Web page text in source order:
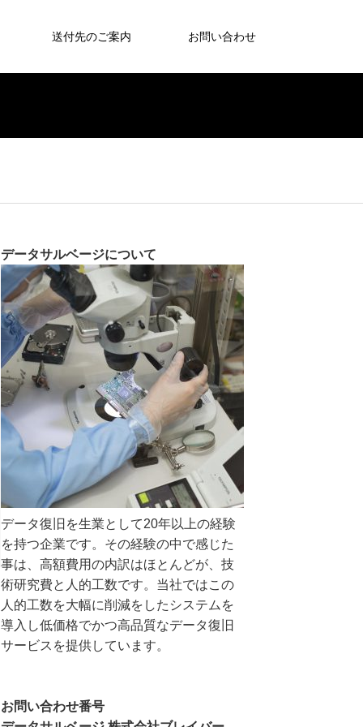
送付先のご案内 お問い合わせ
データサルベージについて
データ復旧を生業として20年以上の経験
を持つ企業です。その経験の中で感じた
事は、高額費用の内訳はほとんどが、技
術研究費と人的工数です。当社ではこの
人的工数を大幅に削減をしたシステムを
導入し低価格でかつ高品質なデータ復旧
サービスを提供しています。
お問い合わせ番号